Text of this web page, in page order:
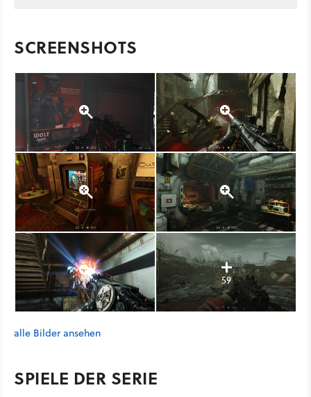
SCREENSHOTS
59
alle Bilder ansehen
SPIELE DER SERIE